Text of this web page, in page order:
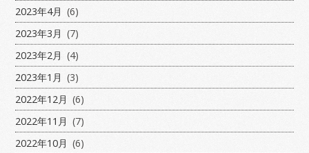
2023年4月 (6)
2023年3月 (7)
2023年2月 (4)
2023年1月 (3)
2022年12月 (6)
2022年11月 (7)
2022年10月 (6)